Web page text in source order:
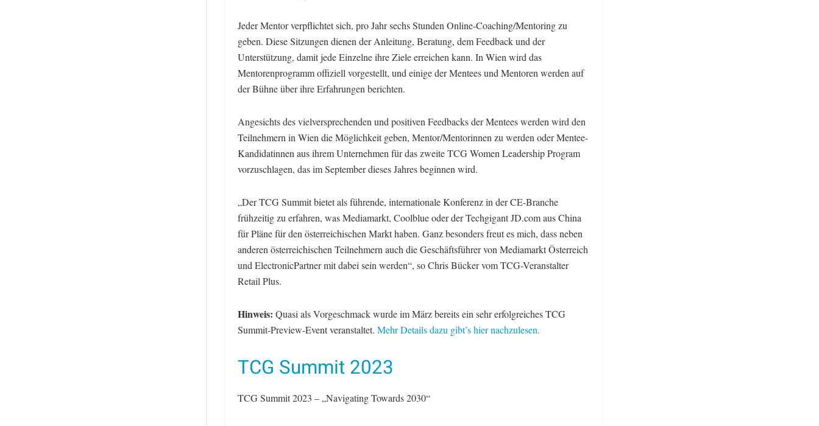
Jeder Mentor verpflichtet sich, pro Jahr sechs Stunden Online-Coaching/Mentoring zu
geben. Diese Sitzungen dienen der Anleitung, Beratung, dem Feedback und der
Unterstützung, damit jede Einzelne ihre Ziele erreichen kann. In Wien wird das
Mentorenprogramm offiziell vorgestellt, und einige der Mentees und Mentoren werden auf
der Bühne über ihre Erfahrungen berichten.
Angesichts des vielversprechenden und positiven Feedbacks der Mentees werden wird den
Teilnehmern in Wien die Möglichkeit geben, Mentor/Mentorinnen zu werden oder Mentee-
Kandidatinnen aus ihrem Unternehmen für das zweite TCG Women Leadership Program
vorzuschlagen, das im September dieses Jahres beginnen wird.
„Der TCG Summit bietet als führende, internationale Konferenz in der CE-Branche
frühzeitig zu erfahren, was Mediamarkt, Coolblue oder der Techgigant JD.com aus China
für Pläne für den österreichischen Markt haben. Ganz besonders freut es mich, dass neben
anderen österreichischen Teilnehmern auch die Geschäftsführer von Mediamarkt Österreich
und ElectronicPartner mit dabei sein werden“, so Chris Bücker vom TCG-Veranstalter
Retail Plus.
Hinweis: Quasi als Vorgeschmack wurde im März bereits ein sehr erfolgreiches TCG
Summit-Preview-Event veranstaltet. Mehr Details dazu gibt’s hier nachzulesen.
TCG Summit 2023
TCG Summit 2023 – „Navigating Towards 2030“